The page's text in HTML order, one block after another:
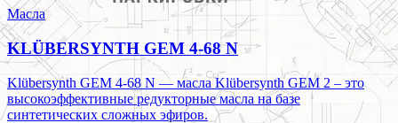
Масла
KLÜBERSYNTH GEM 4-68 N
Klübersynth GEM 4-68 N — масла Klübersynth GEM 2 – это
высокоэффективные редукторные масла на базе
синтетических сложных эфиров.